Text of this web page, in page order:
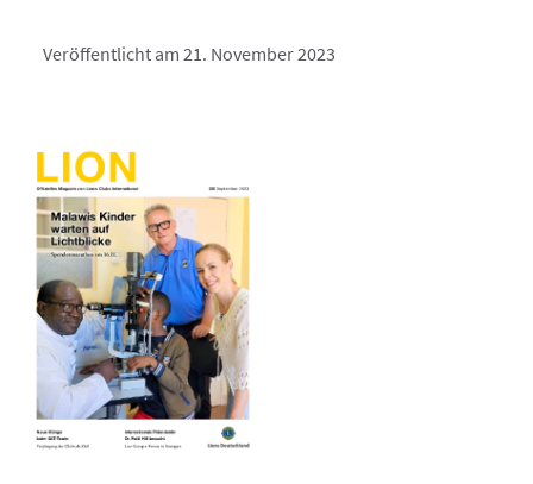
Veröffentlicht am 21. November 2023